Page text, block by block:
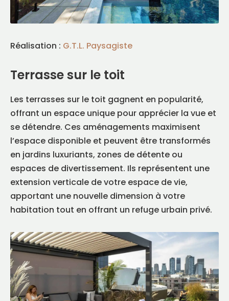
Réalisation : G.T.L. Paysagiste
Terrasse sur le toit
Les terrasses sur le toit gagnent en popularité,
offrant un espace unique pour apprécier la vue et
se détendre. Ces aménagements maximisent
l’espace disponible et peuvent être transformés
en jardins luxuriants, zones de détente ou
espaces de divertissement. Ils représentent une
extension verticale de votre espace de vie,
apportant une nouvelle dimension à votre
habitation tout en offrant un refuge urbain privé.